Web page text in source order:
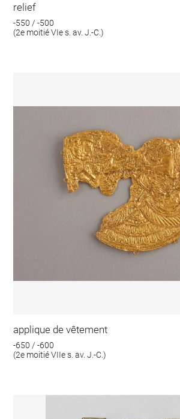
relief
-550 / -500
(2e moitié VIe s. av. J.-C.)
applique de vêtement
-650 / -600
(2e moitié VIIe s. av. J.-C.)